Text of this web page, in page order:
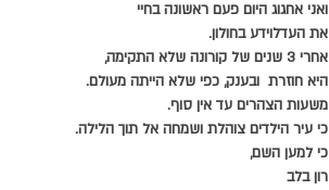
ואני אחגוג היום פעם ראשונה בחיי
את העדלוידע בחולון.
אחרי 3 שנים של קורונה שלא התקימה,
היא חוזרת  ובענק, כפי שלא הייתה מעולם.
משעות הצהרים עד אין סוף.
כי עיר הילדים צוהלת ושמחה אל תוך הלילה.
כי למען השם,
רון בלב